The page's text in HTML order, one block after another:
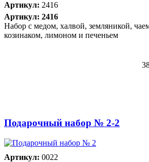
Артикул: 2416
Артикул: 2416
Набор с медом, халвой, земляникой,
козинаком, лимоном и печеньем
Подарочный набор № 2-2
Артикул: 0022